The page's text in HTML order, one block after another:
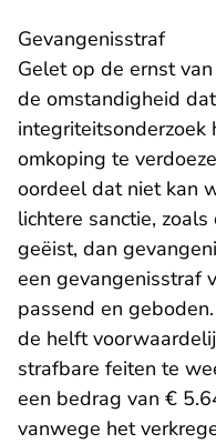
Gevangenisstraf
Gelet op de ernst
de omstandigheid dat
omkoping te
oordeel dat niet kan
lichtere sanctie, zoals
geëist, dan
een gevangenisstraf
passend en
de helft
strafbare feiten te
een bedrag van €
vanwege het